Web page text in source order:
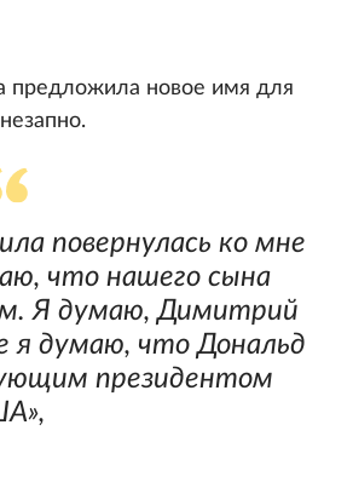
предложила новое имя для
повернулась ко мне
что нашего сына
Я думаю, Димитрий
думаю, что Дональд
президентом